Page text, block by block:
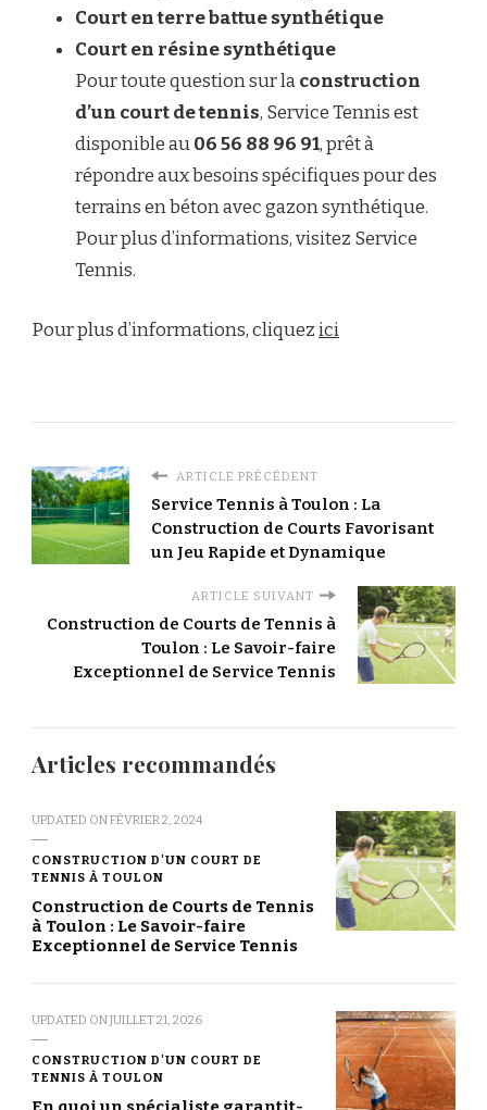
Court en terre battue synthétique
Court en résine synthétique
Pour toute question sur laconstruction
d’un court de tennis, Service Tennis est
disponible au06 56 88 96 91, prêt à
répondre aux besoins spécifiques pour des
terrains en béton avec gazon synthétique.
Pour plus d’informations, visitez Service
Tennis.
Pour plus d’informations, cliquezici
ARTICLE PRÉCÉDENT
Service Tennis à Toulon : La
Construction de Courts Favorisant
un Jeu Rapide et Dynamique
ARTICLE SUIVANT
Construction de Courts de Tennis à
Toulon : Le Savoir-faire
Exceptionnel de Service Tennis
Articles recommandés
UPDATED ONFÉVRIER 2, 2024
CONSTRUCTION D'UN COURT DE
TENNIS À TOULON
Construction de Courts de Tennis
à Toulon : Le Savoir-faire
Exceptionnel de Service Tennis
UPDATED ONJUILLET 21, 2026
CONSTRUCTION D'UN COURT DE
TENNIS À TOULON